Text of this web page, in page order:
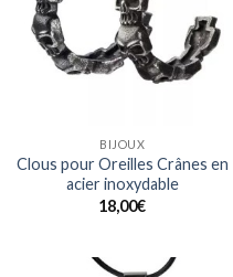
BIJOUX
Clous pour Oreilles Crânes en
acier inoxydable
18,00€